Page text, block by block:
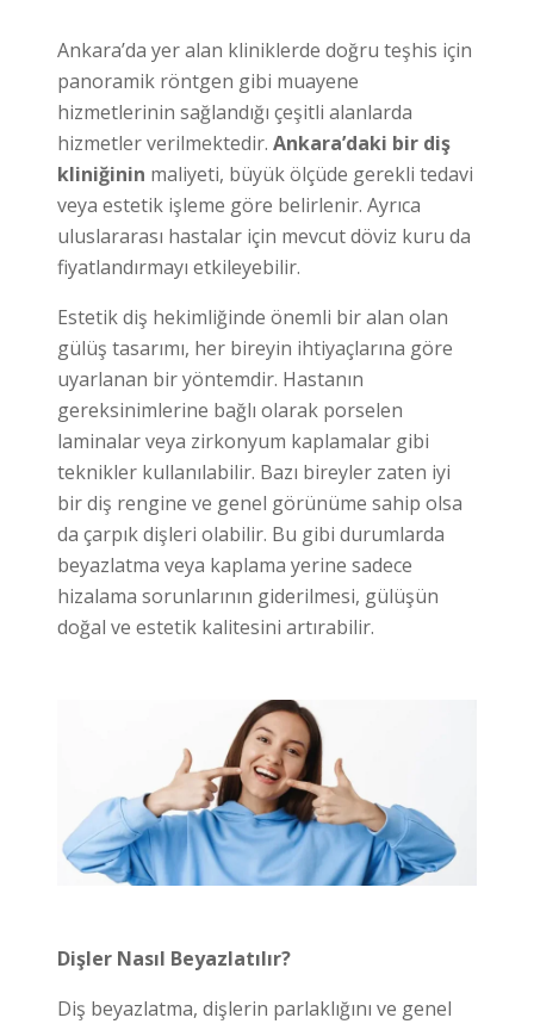
Ankara’da yer alan kliniklerde doğru teşhis için
panoramik röntgen gibi muayene
hizmetlerinin sağlandığı çeşitli alanlarda
hizmetler verilmektedir. Ankara’daki bir diş
kliniğinin maliyeti, büyük ölçüde gerekli tedavi
veya estetik işleme göre belirlenir. Ayrıca
uluslararası hastalar için mevcut döviz kuru da
fiyatlandırmayı etkileyebilir.
Estetik diş hekimliğinde önemli bir alan olan
gülüş tasarımı, her bireyin ihtiyaçlarına göre
uyarlanan bir yöntemdir. Hastanın
gereksinimlerine bağlı olarak porselen
laminalar veya zirkonyum kaplamalar gibi
teknikler kullanılabilir. Bazı bireyler zaten iyi
bir diş rengine ve genel görünüme sahip olsa
da çarpık dişleri olabilir. Bu gibi durumlarda
beyazlatma veya kaplama yerine sadece
hizalama sorunlarının giderilmesi, gülüşün
doğal ve estetik kalitesini artırabilir.
Dişler Nasıl Beyazlatılır?
Diş beyazlatma, dişlerin parlaklığını ve genel